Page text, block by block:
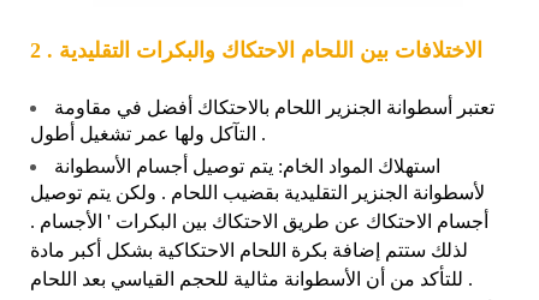
2 . الاختلافات بين اللحام الاحتكاك والبكرات التقليدية
تعتبر أسطوانة الجنزير اللحام بالاحتكاك أفضل في مقاومة
التآكل ولها عمر تشغيل أطول .
استهلاك المواد الخام: يتم توصيل أجسام الأسطوانة
لأسطوانة الجنزير التقليدية بقضيب اللحام . ولكن يتم توصيل
أجسام الاحتكاك عن طريق الاحتكاك بين البكرات ' الأجسام .
لذلك ستتم إضافة بكرة اللحام الاحتكاكية بشكل أكبر مادة
للتأكد من أن الأسطوانة مثالية للحجم القياسي بعد اللحام .